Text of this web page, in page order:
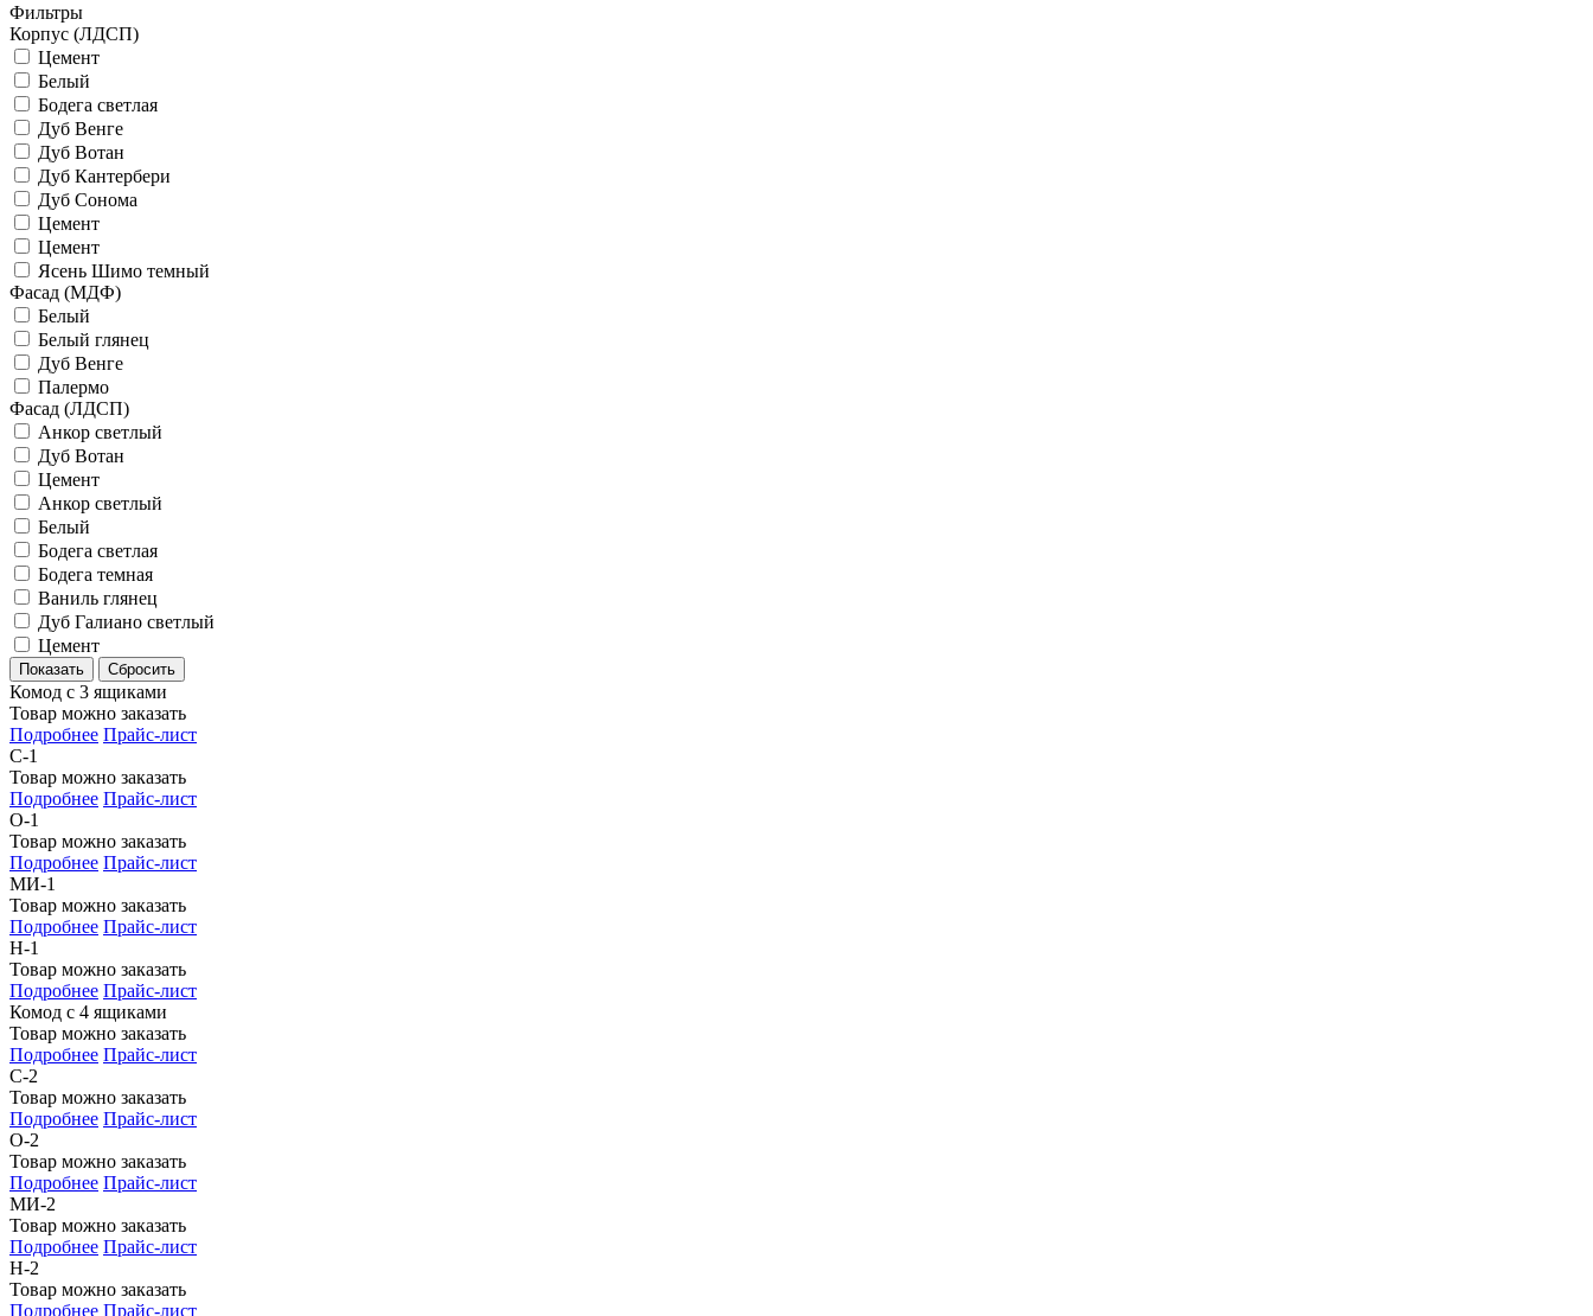
Фильтры
Корпус (ЛДСП)
Цемент
Белый
Бодега светлая
Дуб Венге
Дуб Вотан
Дуб Кантербери
Дуб Сонома
Цемент
Цемент
Ясень Шимо темный
Фасад (МДФ)
Белый
Белый глянец
Дуб Венге
Палермо
Фасад (ЛДСП)
Анкор светлый
Дуб Вотан
Цемент
Анкор светлый
Белый
Бодега светлая
Бодега темная
Ваниль глянец
Дуб Галиано светлый
Цемент
Комод с 3 ящиками
Товар можно заказать
Подробнее Прайс-лист
С-1
Товар можно заказать
Подробнее Прайс-лист
О-1
Товар можно заказать
Подробнее Прайс-лист
МИ-1
Товар можно заказать
Подробнее Прайс-лист
Н-1
Товар можно заказать
Подробнее Прайс-лист
Комод с 4 ящиками
Товар можно заказать
Подробнее Прайс-лист
С-2
Товар можно заказать
Подробнее Прайс-лист
О-2
Товар можно заказать
Подробнее Прайс-лист
МИ-2
Товар можно заказать
Подробнее Прайс-лист
Н-2
Товар можно заказать
Подробнее Прайс-лист